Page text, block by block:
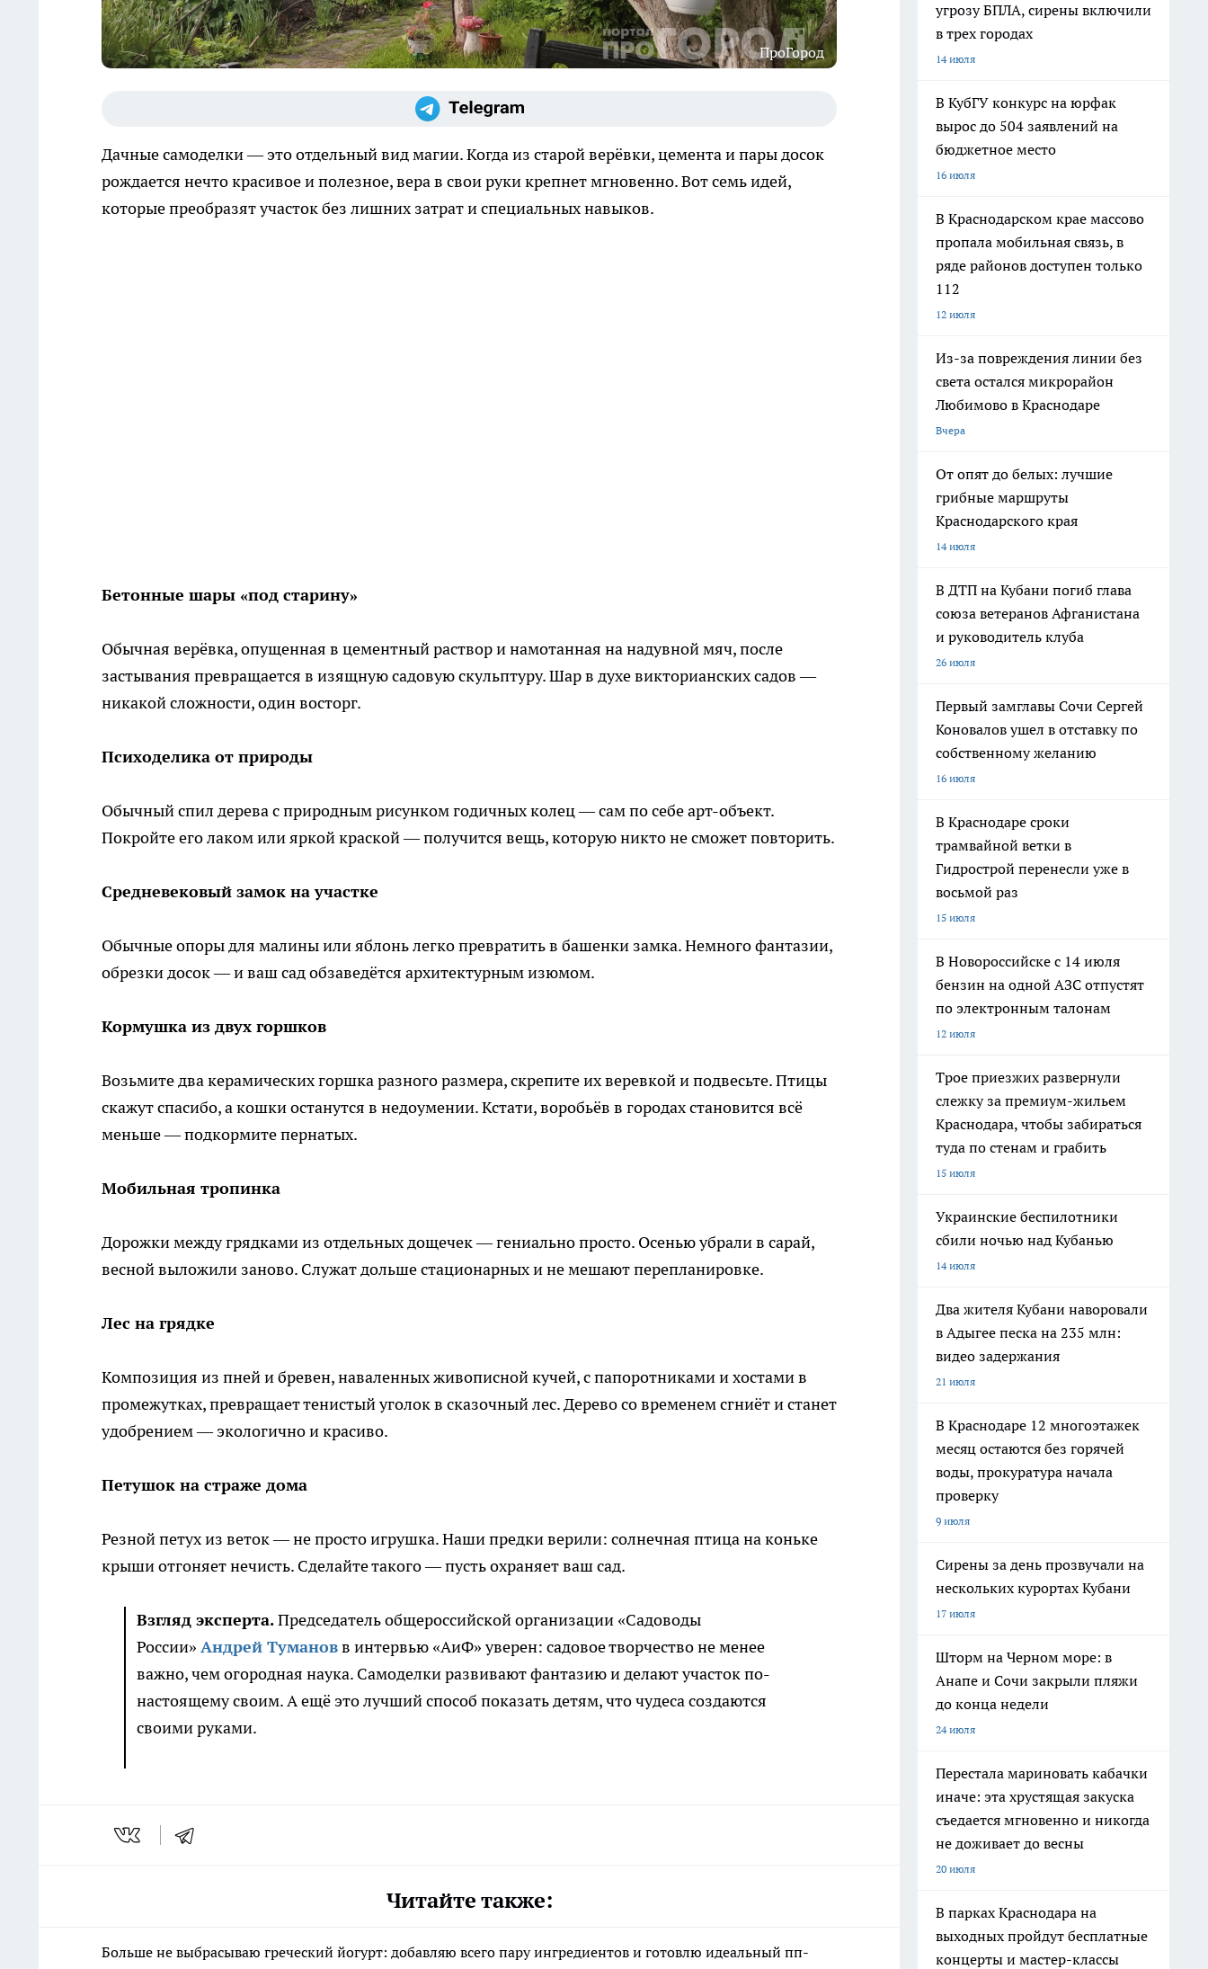
ПроГород
Дачные самоделки — это отдельный вид магии. Когда из старой верёвки, цемента и пары досок
рождается нечто красивое и полезное, вера в свои руки крепнет мгновенно. Вот семь идей,
которые преобразят участок без лишних затрат и специальных навыков.
Бетонные шары «под старину»
Обычная верёвка, опущенная в цементный раствор и намотанная на надувной мяч, после
застывания превращается в изящную садовую скульптуру. Шар в духе викторианских садов —
никакой сложности, один восторг.
Психоделика от природы
Обычный спил дерева с природным рисунком годичных колец — сам по себе арт-объект.
Покройте его лаком или яркой краской — получится вещь, которую никто не сможет повторить.
Средневековый замок на участке
Обычные опоры для малины или яблонь легко превратить в башенки замка. Немного фантазии,
обрезки досок — и ваш сад обзаведётся архитектурным изюмом.
Кормушка из двух горшков
Возьмите два керамических горшка разного размера, скрепите их веревкой и подвесьте. Птицы
скажут спасибо, а кошки останутся в недоумении. Кстати, воробьёв в городах становится всё
меньше — подкормите пернатых.
Мобильная тропинка
Дорожки между грядками из отдельных дощечек — гениально просто. Осенью убрали в сарай,
весной выложили заново. Служат дольше стационарных и не мешают перепланировке.
Лес на грядке
Композиция из пней и бревен, наваленных живописной кучей, с папоротниками и хостами в
промежутках, превращает тенистый уголок в сказочный лес. Дерево со временем сгниёт и станет
удобрением — экологично и красиво.
Петушок на страже дома
Резной петух из веток — не просто игрушка. Наши предки верили: солнечная птица на коньке
крыши отгоняет нечисть. Сделайте такого — пусть охраняет ваш сад.
Взгляд эксперта.Председатель общероссийской организации «Садоводы
России» Андрей Тумановв интервью «АиФ» уверен: садовое творчество не менее
важно, чем огородная наука. Самоделки развивают фантазию и делают участок по-
настоящему своим. А ещё это лучший способ показать детям, что чудеса создаются
своими руками.
Читайте также:
Больше не выбрасываю греческий йогурт: добавляю всего пару ингредиентов и готовлю идеальный пп-
угрозу БПЛА, сирены включили
в трех городах
14 июля
В КубГУ конкурс на юрфак
вырос до 504 заявлений на
бюджетное место
16 июля
В Краснодарском крае массово
пропала мобильная связь, в
ряде районов доступен только
112
12 июля
Из-за повреждения линии без
света остался микрорайон
Любимово в Краснодаре
Вчера
От опят до белых: лучшие
грибные маршруты
Краснодарского края
14 июля
В ДТП на Кубани погиб глава
союза ветеранов Афганистана
и руководитель клуба
26 июля
Первый замглавы Сочи Сергей
Коновалов ушел в отставку по
собственному желанию
16 июля
В Краснодаре сроки
трамвайной ветки в
Гидрострой перенесли уже в
восьмой раз
15 июля
В Новороссийске с 14 июля
бензин на одной АЗС отпустят
по электронным талонам
12 июля
Трое приезжих развернули
слежку за премиум-жильем
Краснодара, чтобы забираться
туда по стенам и грабить
15 июля
Украинские беспилотники
сбили ночью над Кубанью
14 июля
Два жителя Кубани наворовали
в Адыгее песка на 235 млн:
видео задержания
21 июля
В Краснодаре 12 многоэтажек
месяц остаются без горячей
воды, прокуратура начала
проверку
9 июля
Сирены за день прозвучали на
нескольких курортах Кубани
17 июля
Шторм на Черном море: в
Анапе и Сочи закрыли пляжи
до конца недели
24 июля
Перестала мариновать кабачки
иначе: эта хрустящая закуска
съедается мгновенно и никогда
не доживает до весны
20 июля
В парках Краснодара на
выходных пройдут бесплатные
концерты и мастер-классы